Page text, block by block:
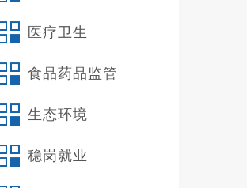
医疗卫生
食品药品监管
生态环境
稳岗就业